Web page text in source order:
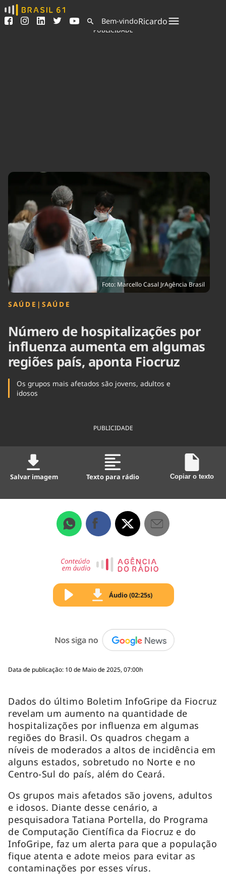
Ver todas as notícias
Podcasts
Indicadores
Brasil Mineral
Ciência &
Tecnologia
Cinema
Comportamento
Cultura
Economia
Educação
Infraestrutura
Internacional
Podcast
Política
Saúde
Tempo
Bem-vindoRicardo
PUBLICIDADE
Foto: Marcello Casal JrAgência Brasil
SAÚDE | SAÚDE
Número de hospitalizações por
influenza aumenta em algumas
regiões país, aponta Fiocruz
Os grupos mais afetados são jovens, adultos e
idosos
PUBLICIDADE
Salvar imagem Texto para rádio Copiar o texto
Áudio (02:25s)
Data de publicação: 10 de Maio de 2025, 07:00h
Dados do último Boletim InfoGripe da Fiocruz
revelam um aumento na quantidade de
hospitalizações por influenza em algumas
regiões do Brasil. Os quadros chegam a
níveis de moderados a altos de incidência em
alguns estados, sobretudo no Norte e no
Centro-Sul do país, além do Ceará.
Os grupos mais afetados são jovens, adultos
e idosos. Diante desse cenário, a
pesquisadora Tatiana Portella, do Programa
de Computação Científica da Fiocruz e do
InfoGripe, faz um alerta para que a população
fique atenta e adote meios para evitar as
contaminações por esses vírus.